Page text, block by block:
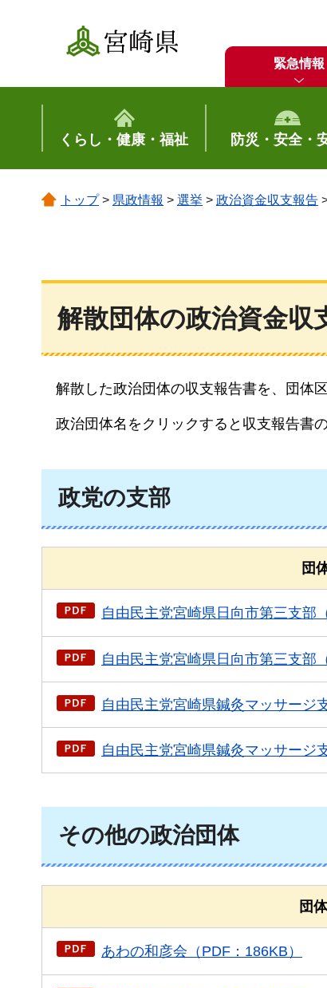
宮崎県
緊急情報
くらし・健康・福祉 防災・安全・
トップ> 県政情報 > 選挙 > 政治資金収支報告
解散団体の政治資金収
解散 した政治団体の収支報告書を、団体
政治団体名をクリックすると収支報告書
政党の支部
団
自由民主党宮崎県日向市第三支部
自由民主党宮崎県日向市第三支部
自由民主党宮崎県鍼灸マッサージ
自由民主党宮崎県鍼灸マッサージ
その他の政治団体
団
あわの和彦会（PDF：186KB）